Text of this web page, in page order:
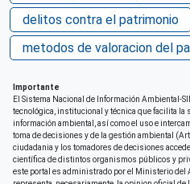
delitos contra el patrimonio
metodos de valoracion del
Importante
El Sistema Nacional de Información Ambiental-
tecnológica, institucional y técnica que facilita
información ambiental, así como el uso e
toma de decisiones y de la gestión ambiental
ciudadania y los tomadores de decisiones
científica de distintos organismos públicos y
este portal es administrado por el Ministerio del